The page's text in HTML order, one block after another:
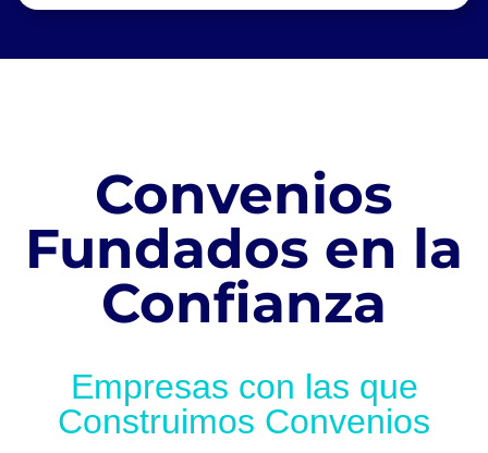
Convenios
Fundados en la
Confianza
Empresas con las que
Construimos Convenios